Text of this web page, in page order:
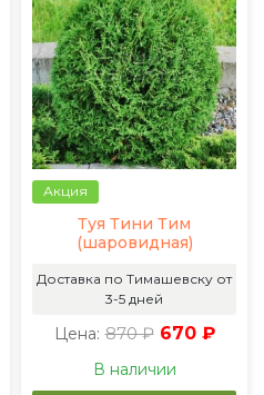
Акция
Туя Тини Тим
(шаровидная)
Доставка по Тимашевску от
3-5 дней
Цена: 870 ₽ 670 ₽
В наличии